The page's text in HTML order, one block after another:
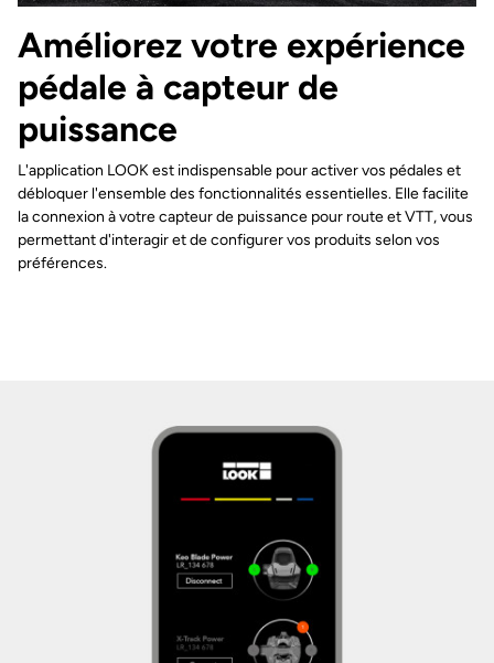
Améliorez votre expérience
pédale à capteur de
puissance
L'application LOOK est indispensable pour activer vos pédales et
débloquer l'ensemble des fonctionnalités essentielles. Elle facilite
la connexion à votre capteur de puissance pour route et VTT, vous
permettant d'interagir et de configurer vos produits selon vos
préférences.